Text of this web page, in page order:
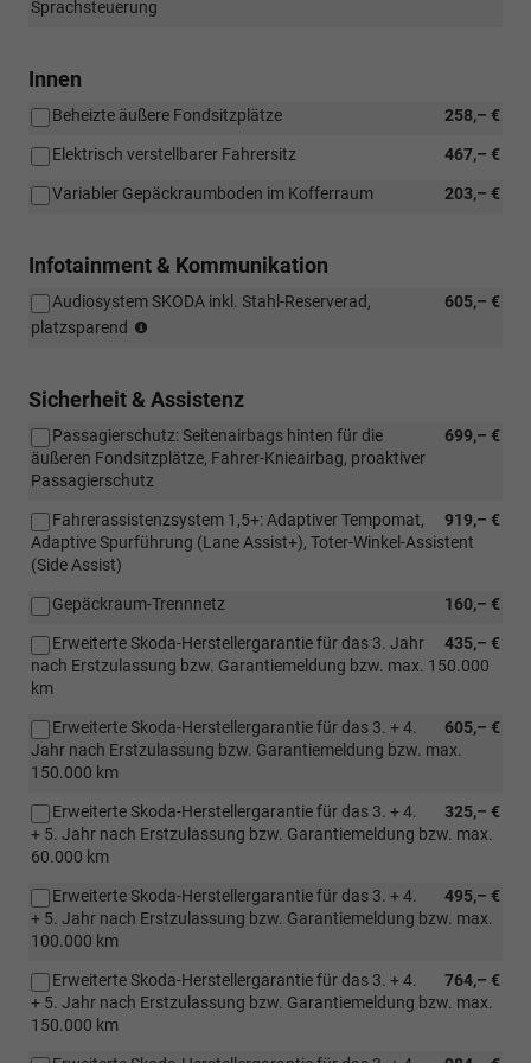
Sprachsteuerung
Innen
258,– €
Beheizte äußere Fondsitzplätze
467,– €
Elektrisch verstellbarer Fahrersitz
203,– €
Variabler Gepäckraumboden im Kofferraum
Infotainment & Kommunikation
605,– €
Audiosystem SKODA inkl. Stahl-Reserverad,
platzsparend
Navigationssystem)
Sicherheit & Assistenz
699,– €
Passagierschutz: Seitenairbags hinten für die
äußeren Fondsitzplätze, Fahrer-Knieairbag, proaktiver
Passagierschutz
919,– €
Fahrerassistenzsystem 1,5+: Adaptiver Tempomat,
Adaptive Spurführung (Lane Assist+), Toter-Winkel-Assistent
(Side Assist)
160,– €
Gepäckraum-Trennnetz
435,– €
Erweiterte Skoda-Herstellergarantie für das 3. Jahr
nach Erstzulassung bzw. Garantiemeldung bzw. max. 150.000
km
605,– €
Erweiterte Skoda-Herstellergarantie für das 3. + 4.
Jahr nach Erstzulassung bzw. Garantiemeldung bzw. max.
150.000 km
325,– €
Erweiterte Skoda-Herstellergarantie für das 3. + 4.
+ 5. Jahr nach Erstzulassung bzw. Garantiemeldung bzw. max.
60.000 km
495,– €
Erweiterte Skoda-Herstellergarantie für das 3. + 4.
+ 5. Jahr nach Erstzulassung bzw. Garantiemeldung bzw. max.
100.000 km
764,– €
Erweiterte Skoda-Herstellergarantie für das 3. + 4.
+ 5. Jahr nach Erstzulassung bzw. Garantiemeldung bzw. max.
150.000 km